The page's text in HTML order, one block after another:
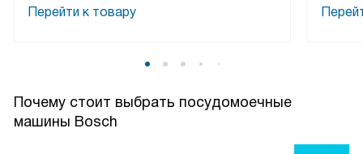
Перейти к товару
Почему стоит выбрать посудомоечные
машины Bosch